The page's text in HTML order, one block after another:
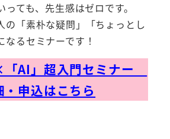
ても、先生感はゼロです。
の「素朴な疑問」「ちょっとし
るセミナーです！
AI」超入門セミナー
・申込はこちら